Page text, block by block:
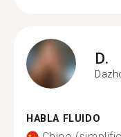
D.
HABLA FLUIDO